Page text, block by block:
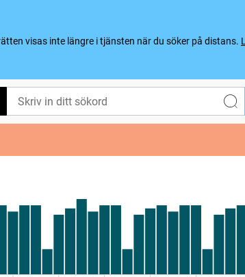
visas inte längre i tjänsten när du söker på distans.